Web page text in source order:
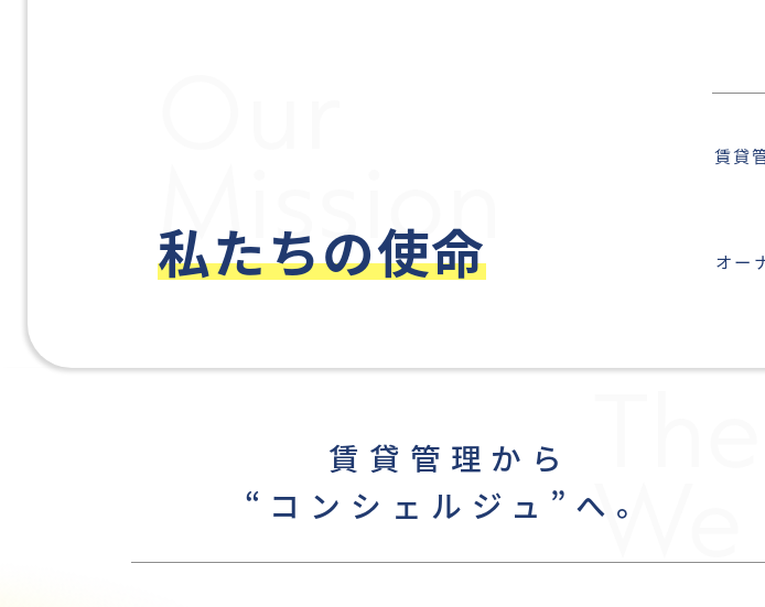
私たちの使命
Mission
賃貸
オー
We
賃貸管理から
“コンシェルジュ”へ。